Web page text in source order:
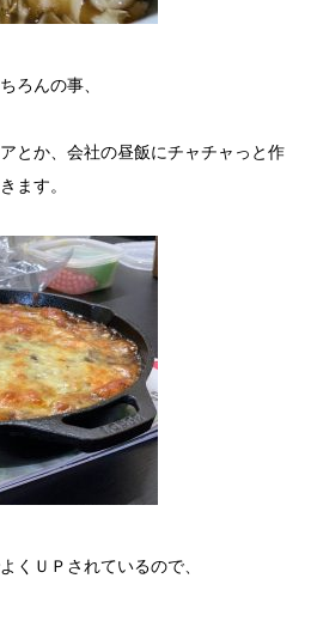
ろんの事、
とか、会社の昼飯にチャチャっと作
ます。
くＵＰされているので、